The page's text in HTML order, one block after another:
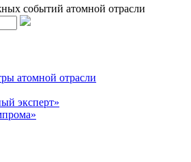
событий атомной отрасли
атомной отрасли
эксперт»